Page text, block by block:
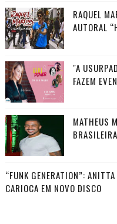
RAQUEL
AUTORAL
"A
FAZEM
MATHEUS
BRASILEIRA
“FUNK GENERATION”:
CARIOCA EM NOVO DISCO